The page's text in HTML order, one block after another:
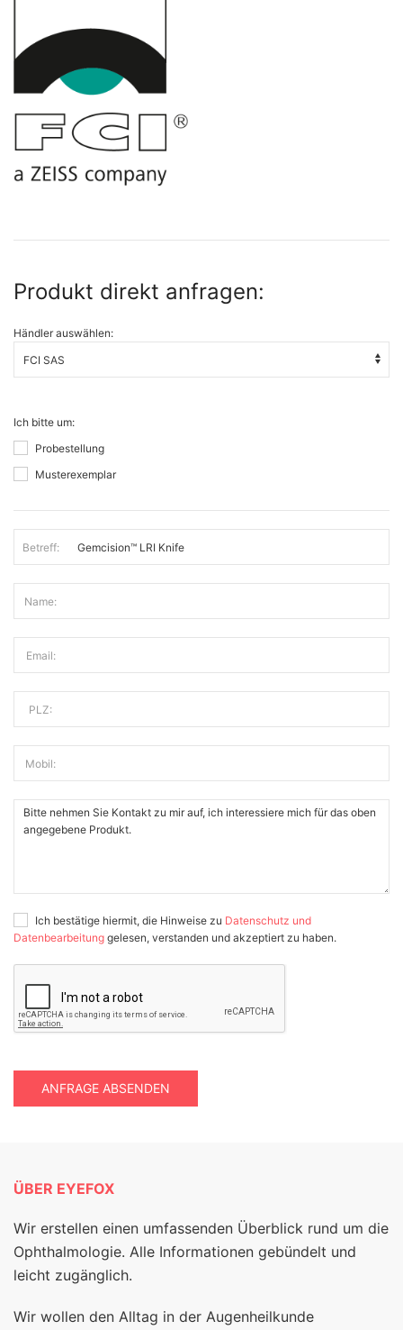
Produkt direkt anfragen:
Händler auswählen:
Ich bitte um:
Probestellung
Musterexemplar
Betreff:
Name:
Email:
PLZ:
Mobil:
Ich bestätige hiermit, die Hinweise zu Datenschutz und
Datenbearbeitung gelesen, verstanden und akzeptiert zu haben.
ANFRAGE ABSENDEN
ÜBER EYEFOX
Wir erstellen einen umfassenden Überblick rund um die
Ophthalmologie. Alle Informationen gebündelt und
leicht zugänglich.
Wir wollen den Alltag in der Augenheilkunde